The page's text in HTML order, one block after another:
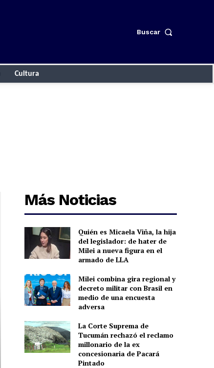
Buscar
Cultura
Más Noticias
Quién es Micaela Viña, la hija
del legislador: de hater de
Milei a nueva figura en el
armado de LLA
Milei combina gira regional y
decreto militar con Brasil en
medio de una encuesta
adversa
La Corte Suprema de
Tucumán rechazó el reclamo
millonario de la ex
concesionaria de Pacará
Pintado